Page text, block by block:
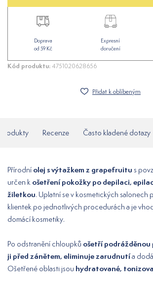
Doprava
od 59 Kč
Expresní
doručení
Kód produktu: 4751020628656
Přidat k oblíbeným
Recenze Často kladené dotazy
Přírodní olej s výtažkem z grapefruitu s
určen k ošetření pokožky po depilaci,
žiletkou. Uplatní se v kosmetických salonech
klientek po jednotlivých procedurách a je
domácí kosmetiky.
Po odstranění chloupků ošetří
ji před zánětem, eliminuje zarudnutía
Ošetřené oblasti jsou hydratované,